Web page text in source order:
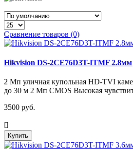
Сравнение товаров (0)
Hikvision DS-2CE76D3T-ITMF 2.8мм
2 Мп уличная купольная HD-TVI
до 30 м 2 Мп CMOS Высокая
3500 руб.
Купить